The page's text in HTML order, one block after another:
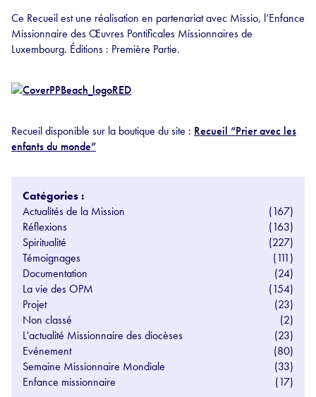
Ce Recueil est une réalisation en partenariat avec Missio, l’Enfance
Missionnaire des Œuvres Pontificales Missionnaires de
Luxembourg. Éditions : Première Partie.
Recueil disponible sur la boutique du site : Recueil “Prier avec les
enfants du monde”
Catégories :
Actualités de la Mission
(167)
Réflexions
(163)
Spiritualité
(227)
Témoignages
(111)
Documentation
(24)
La vie des OPM
(154)
Projet
(23)
Non classé
(2)
L'actualité Missionnaire des diocèses
(23)
Evénement
(80)
Semaine Missionnaire Mondiale
(33)
Enfance missionnaire
(17)